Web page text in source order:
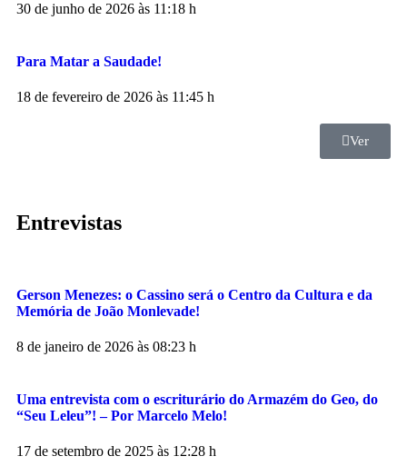
30 de junho de 2026 às 11:18 h
Para Matar a Saudade!
18 de fevereiro de 2026 às 11:45 h
Ver
Entrevistas
Gerson Menezes: o Cassino será o Centro da Cultura e da
Memória de João Monlevade!
8 de janeiro de 2026 às 08:23 h
Uma entrevista com o escriturário do Armazém do Geo, do
“Seu Leleu”! – Por Marcelo Melo!
17 de setembro de 2025 às 12:28 h